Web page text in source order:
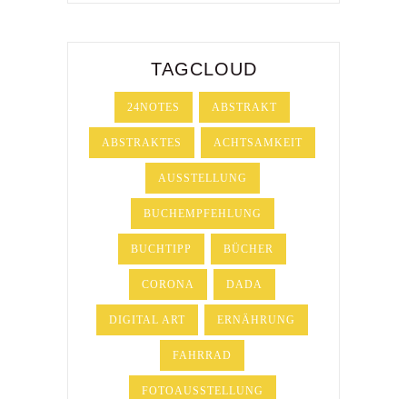
TAGCLOUD
24NOTES ABSTRAKT
ABSTRAKTES ACHTSAMKEIT
AUSSTELLUNG
BUCHEMPFEHLUNG
BUCHTIPP BÜCHER
CORONA DADA
DIGITAL ART ERNÄHRUNG
FAHRRAD
FOTOAUSSTELLUNG